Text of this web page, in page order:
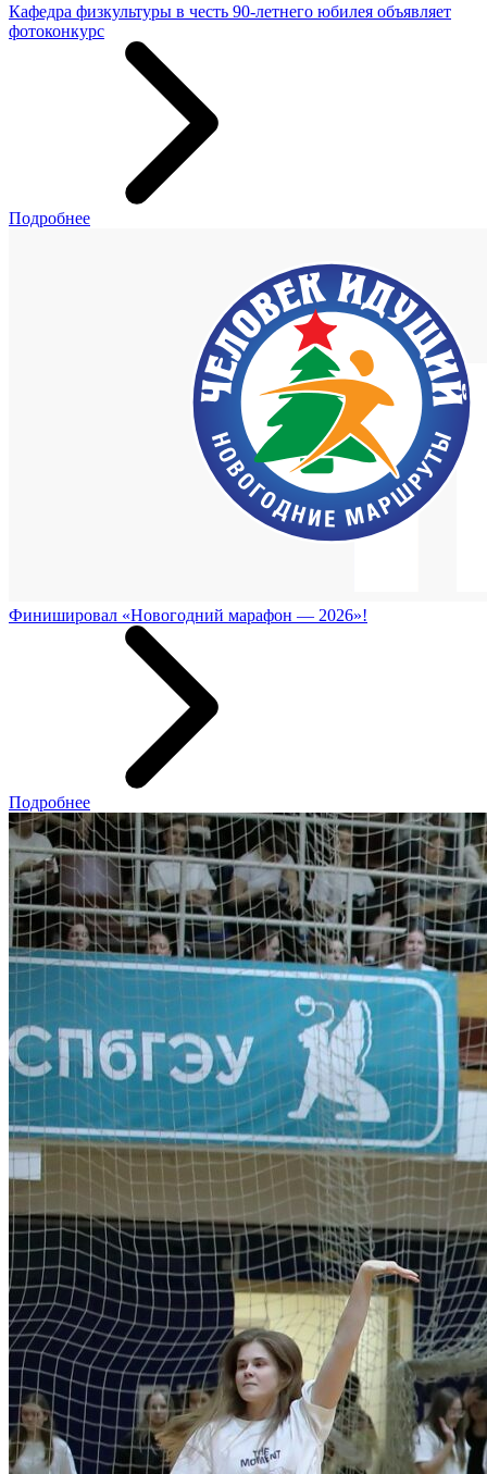
Кафедра физкультуры в честь 90-летнего юбилея объявляет
фотоконкурс
Подробнее
Финишировал «Новогодний марафон — 2026»!
Подробнее